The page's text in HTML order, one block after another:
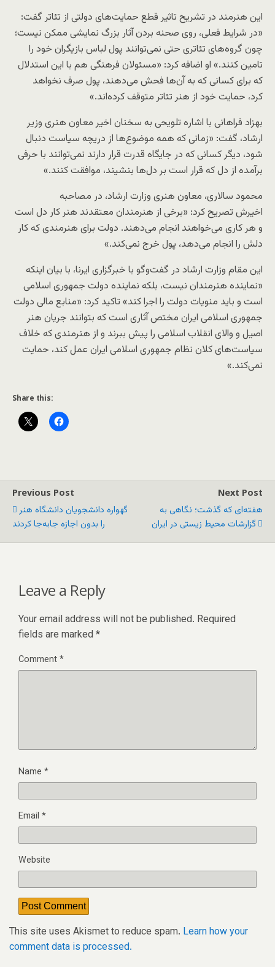
این هنرمند در تشریح تاثیر قطع حمایت‌های دولتی از تئاتر گفت:
«در شرایط فعلی، روی صحنه بردن آثار بزرگ نمایشی ممکن نیست؛
چون گروه‌های تئاتری حتی نمی‌توانند پول لباس بازیگران خود را
تامین کنند.» او اضافه کرد: «مسئولان فرهنگی هم با این استدلال
که برای کسانی که به آن‌ها فحش می‌دهند، پول صرف نخواهد
کرد، حمایت خود از هنر تئاتر متوقف کرده‌اند.»
بهزاد فراهانی با اشاره تلویحی به سخنان اخیر معاون هنری وزیر
ارشاد، گفت: «زمانی که همه موضوع‌ها از دریچه سیاست دنبال
شود، دیگر کسانی که در جایگاه قدرت قرار دارند نمی‌توانند با حرفی
برآمده از دل که قرار است بر دل‌ها بنشیند، موافقت کنند.»
محمود سالاری، معاون هنری وزارت ارشاد، در مصاحبه
اخیرش تصریح کرد: «برخی از هنرمندان معتقدند هنر کار دل است
و هر کاری می‌خواهند انجام می‌دهند. دولت برای هنرمندی که کار
دلش را انجام می‌دهد، پول خرج نمی‌کند.»
این مقام وزارت ارشاد در گفت‌وگو با خبرگزاری ایرنا، با بیان اینکه
«نماینده هنرمندان نیست، بلکه نماینده دولت جمهوری اسلامی
است و باید منویات دولت را اجرا کند» تاکید کرد: «منابع مالی دولت
جمهوری اسلامی ایران مختص آثاری است که بتوانند جریان هنر
اصیل و والای انقلاب اسلامی را پیش ببرند و از هنرمندی که خلاف
سیاست‌های کلان نظام جمهوری اسلامی ایران عمل کند، حمایت
نمی‌کند.»
Share this:
Previous Post
گهواره دانشجویان دانشگاه هنر
را بدون اجازه جابه‌جا کردند
Next Post
هفته‌ای که گذشت؛ نگاهی به
گزارشات محیط‌ زیستی در ایران
Leave a Reply
Your email address will not be published. Required
fields are marked *
Comment*
Name *
Email *
Website
This site uses Akismet to reduce spam. Learn how your
comment data is processed.